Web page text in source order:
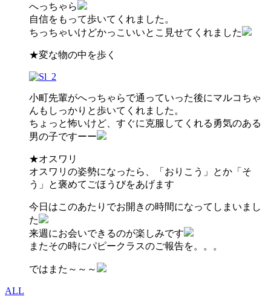
へっちゃら
自信をもって歩いてくれました。
ちっちゃいけどかっこいいとこ見せてくれました
★変な物の中を歩く
小町先輩がへっちゃらで通っていった後にマルコちゃ
んもしっかりと歩いてくれました。
ちょっと怖いけど、すぐに克服してくれる勇気のある
男の子ですーー
★オスワリ
オスワリの姿勢になったら、「おりこう」とか「そ
う」と褒めてごほうびをあげます
今日はこのあたりでお開きの時間になってしまいまし
た
来週にお会いできるのが楽しみです
またその時にパピークラスのご報告を。。。
ではまた～～～
ALL